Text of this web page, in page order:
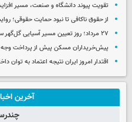
تقویت پیوند دانشگاه و صنعت، مسیر
از حقوق ناکافی تا نبود حمایت حقوقی؛
۲۷ مرداد؛ روز تعیین مسیر آسیایی گل‌گهر سیرجان
پیش‌خریداران مسکن پیش از پرداخت
اقتدار امروز ایران نتیجه اعتماد به توان
آخرین